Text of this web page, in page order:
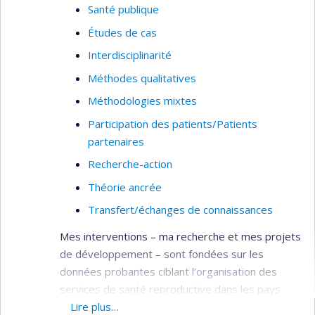
Santé publique
Études de cas
Interdisciplinarité
Méthodes qualitatives
Méthodologies mixtes
Participation des patients/Patients
partenaires
Recherche-action
Théorie ancrée
Transfert/échanges de connaissances
Mes interventions – ma recherche et mes projets
de développement – sont fondées sur les
données probantes ciblant l’organisation des
services de santé reproductive dans les pays
francophones en développement,
Lire plus…